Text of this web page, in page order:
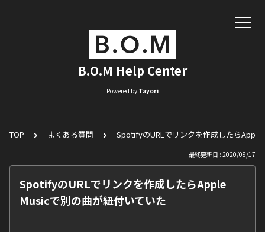
B.O.M Help Center
Powered by Tayori
TOP よくある質問 SpotifyのURLでリンクを作成したら
最終更新日 : 2020/08/17
SpotifyのURLでリンクを作成したらApple
Musicで別の曲が紐付いていた